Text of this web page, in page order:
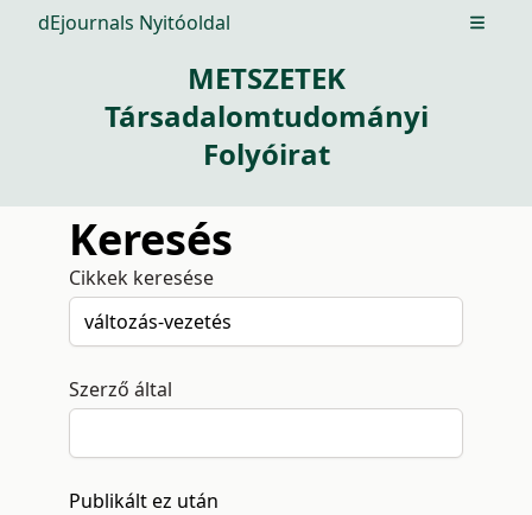
dEjournals Nyitóoldal Open
METSZETEK
Társadalomtudományi
Folyóirat
Keresés
Cikkek keresése
Szerző által
Publikált ez után